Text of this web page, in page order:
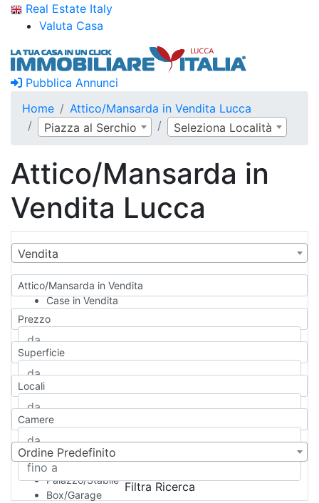
Real Estate Italy
Valuta Casa
Pubblica Annunci
Home
Attico/Mansarda in Vendita Lucca
Piazza al Serchio
Seleziona Località
Attico/Mansarda in
Vendita Lucca
Vendita
Attico/Mansarda in Vendita
Case in Vendita
Qualsiasi
Appartamento
Casa indipendente
Casa Semi-indipendente
Attico/Mansarda
Rustico/Casale
Camera d'Albergo
Multiproprietà
Palazzo/Stabile
Box/Garage
Prezzo
Superficie
Locali
Camere
Ordine Predefinito
Filtra Ricerca